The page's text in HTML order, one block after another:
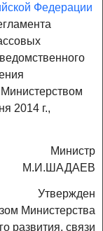
Федерации
2014 г.,
Министр
М.И.ШАДАЕВ
Утвержден
Министерства
развития, связи